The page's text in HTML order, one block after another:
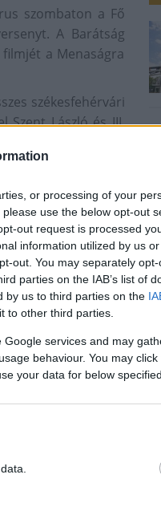
or processing of your
use the below opt-out
out request is processed
information utilized by us
out. You may separately
parties on the IAB’s list of
by us to third parties on the
to other third parties.
services and may
behaviour. You may
your data for below
szombaton a Fő
A Barátság
a Menaságra
székesfehérvári
Szent László és III.
homlokzatán, a
indulva Fehérvár
alatt rejlő egyházi
a ciszterci, a
meg
egy-egy séta
Petra.
című tablókiállítás,
mutatja be a